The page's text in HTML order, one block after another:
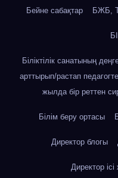
Бейне сабақтар БЖБ,
Біліктілік санатының
арттырып/растап
жылда бір реттен
Білім беру ортасы
Директор блогы
Директор